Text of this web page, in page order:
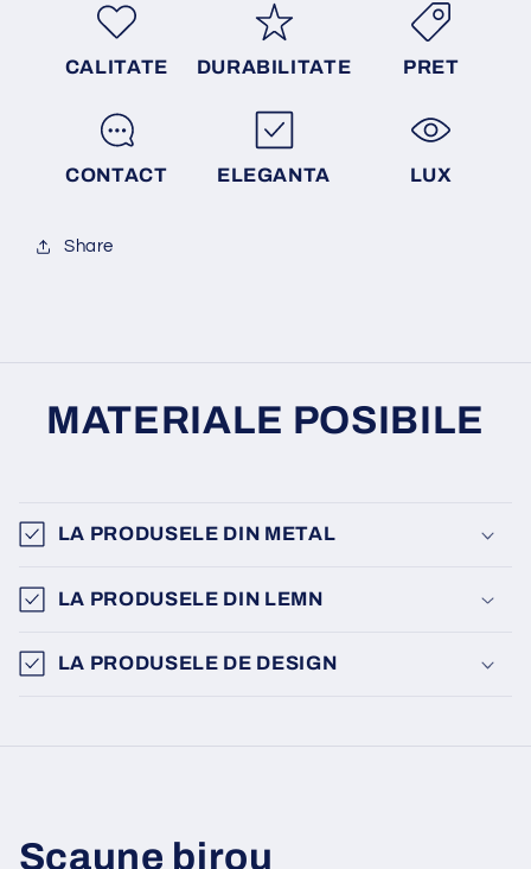
CALITATE DURABILITATE PRET
CONTACT ELEGANTA LUX
Share
MATERIALE POSIBILE
LA PRODUSELE DIN METAL
LA PRODUSELE DIN LEMN
LA PRODUSELE DE DESIGN
Scaune birou